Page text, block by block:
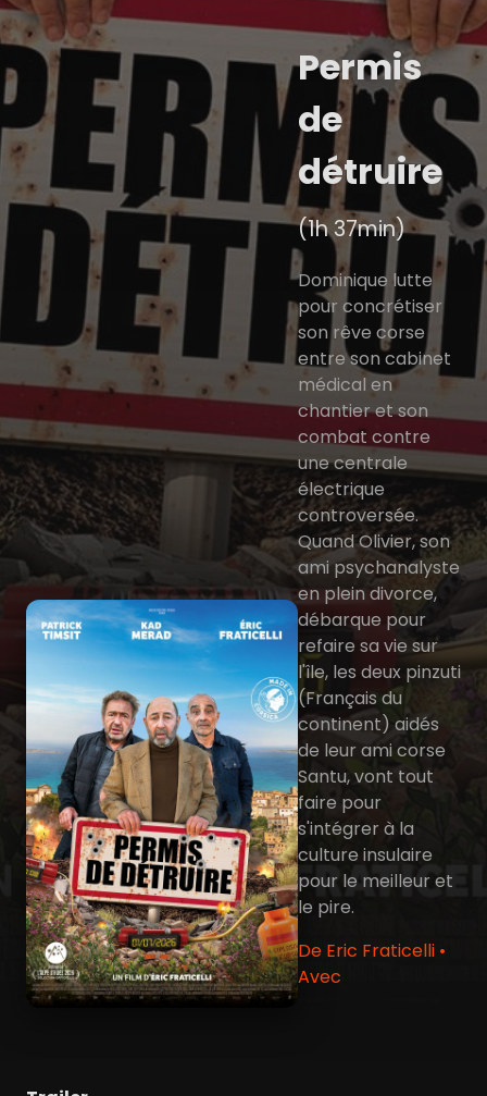
Permis
de
détruire
(1h 37min)
Dominique lutte
pour concrétiser
son rêve corse
entre son cabinet
médical en
chantier et son
combat contre
une centrale
électrique
controversée.
Quand Olivier, son
ami psychanalyste
en plein divorce,
débarque pour
refaire sa vie sur
l'île, les deux pinzuti
(Français du
continent) aidés
de leur ami corse
Santu, vont tout
faire pour
s'intégrer à la
culture insulaire
pour le meilleur et
le pire.
De Eric Fraticelli •
Avec